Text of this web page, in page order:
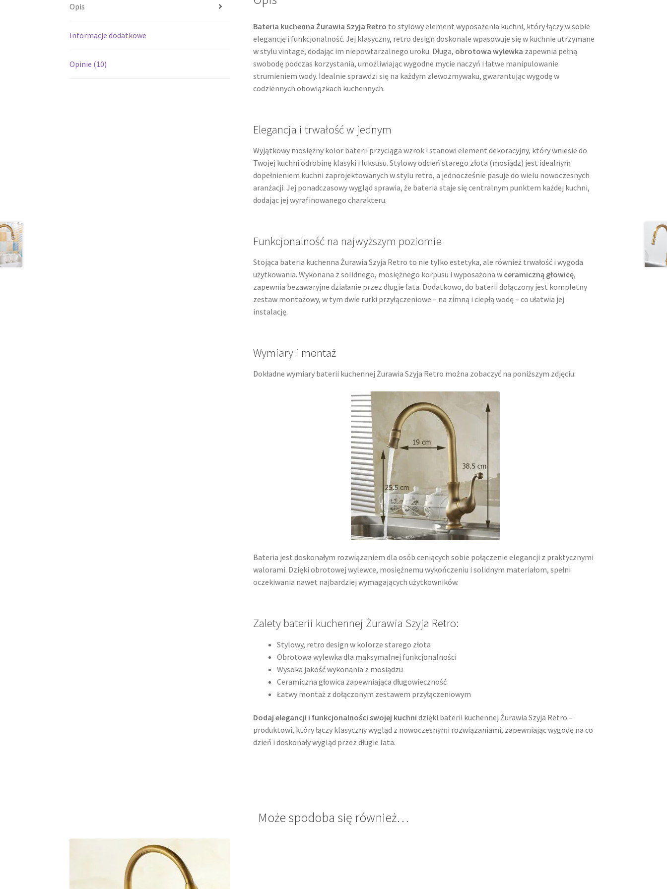
Opis
Informacje dodatkowe
Opinie (10)
Bateria kuchenna Żurawia Szyja Retro to stylowy element wyposażenia kuchni, który łączy w sobie
elegancję i funkcjonalność. Jej klasyczny, retro design doskonale wpasowuje się w kuchnie utrzymane
w stylu vintage, dodając im niepowtarzalnego uroku. Długa, obrotowa wylewka zapewnia pełną
swobodę podczas korzystania, umożliwiając wygodne mycie naczyń i łatwe manipulowanie
strumieniem wody. Idealnie sprawdzi się na każdym zlewozmywaku, gwarantując wygodę w
codziennych obowiązkach kuchennych.
Elegancja i trwałość w jednym
Wyjątkowy mosiężny kolor baterii przyciąga wzrok i stanowi element dekoracyjny, który wniesie do
Twojej kuchni odrobinę klasyki i luksusu. Stylowy odcień starego złota (mosiądz) jest idealnym
dopełnieniem kuchni zaprojektowanych w stylu retro, a jednocześnie pasuje do wielu nowoczesnych
aranżacji. Jej ponadczasowy wygląd sprawia, że bateria staje się centralnym punktem każdej kuchni,
dodając jej wyrafinowanego charakteru.
Funkcjonalność na najwyższym poziomie
Stojąca bateria kuchenna Żurawia Szyja Retro to nie tylko estetyka, ale również trwałość i wygoda
użytkowania. Wykonana z solidnego, mosiężnego korpusu i wyposażona w ceramiczną głowicę,
zapewnia bezawaryjne działanie przez długie lata. Dodatkowo, do baterii dołączony jest kompletny
zestaw montażowy, w tym dwie rurki przyłączeniowe – na zimną i ciepłą wodę – co ułatwia jej
instalację.
Wymiary i montaż
Dokładne wymiary baterii kuchennej Żurawia Szyja Retro można zobaczyć na poniższym zdjęciu:
Bateria jest doskonałym rozwiązaniem dla osób ceniących sobie połączenie elegancji z praktycznymi
walorami. Dzięki obrotowej wylewce, mosiężnemu wykończeniu i solidnym materiałom, spełni
oczekiwania nawet najbardziej wymagających użytkowników.
Zalety baterii kuchennej Żurawia Szyja Retro:
Stylowy, retro design w kolorze starego złota
Obrotowa wylewka dla maksymalnej funkcjonalności
Wysoka jakość wykonania z mosiądzu
Ceramiczna głowica zapewniająca długowieczność
Łatwy montaż z dołączonym zestawem przyłączeniowym
Dodaj elegancji i funkcjonalności swojej kuchni dzięki baterii kuchennej Żurawia Szyja Retro –
produktowi, który łączy klasyczny wygląd z nowoczesnymi rozwiązaniami, zapewniając wygodę na co
dzień i doskonały wygląd przez długie lata.
Może spodoba się również…